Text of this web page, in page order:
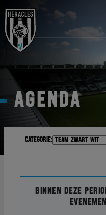
AGENDA
Categorie:
Binnen deze